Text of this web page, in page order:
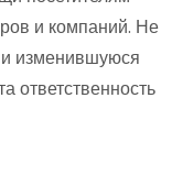
и компаний. Не
изменившуюся
ответственность